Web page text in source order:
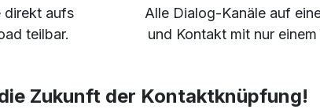
direkt aufs
teilbar.
Alle Dialog-Kanäle auf
und Kontakt mit nur einem
Zukunft der Kontaktknüpfung!